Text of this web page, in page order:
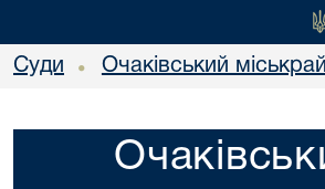
Суди • Очаківський